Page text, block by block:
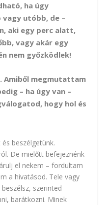
ha úgy
vagy utóbb, de –
aki egy perc alatt,
vagy akár egy
nem győzködlek!
Amiből megmutattam
– ha úgy van –
hogy hol és
beszélgetünk.
De mielőtt befejeznénk
el nekem – fordultam
a hivatásod. Tele vagy
szerinted
barátkozni. Minek